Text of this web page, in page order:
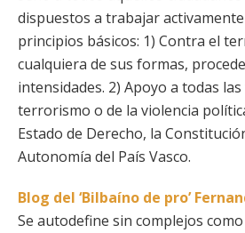
dispuestos a trabajar
principios básicos: 1) Contra el
cualquiera de sus formas,
intensidades. 2) Apoyo a todas
terrorismo o de la violencia
Estado de Derecho, la
Autonomía del País Vasco.
Blog del ‘Bilbaíno de pro’
Se autodefine sin complejos